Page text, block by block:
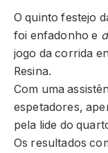
O quinto festejo
foi enfadonho e
jogo da corrida
Resina.
Com uma
espetadores,
pela lide do
Os resultados